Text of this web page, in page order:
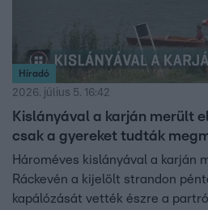
Híradó
2026. július 5. 16:42
Kislányával a karján merült
csak a gyereket tudták
Hároméves kislányával a karján
Ráckevén a kijelölt strandon
kapálózását vették észre a